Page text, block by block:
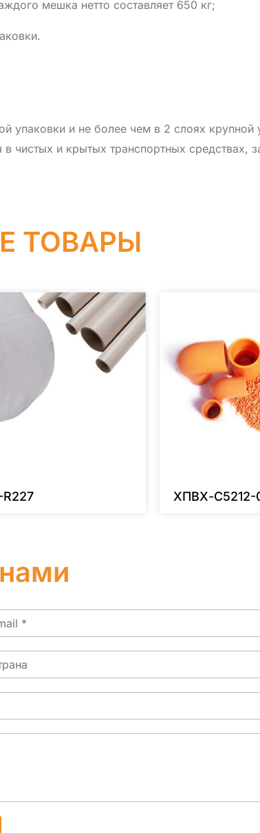
мешка нетто составляет 650 кг;
упаковки и не более чем в 2 слоях крупной
в чистых и крытых транспортных средствах,
ТОВАРЫ
R227 ХПВХ-C5212-